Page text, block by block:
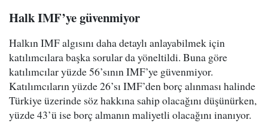
Halk IMF’ye güvenmiyor
Halkın IMF algısını daha detaylı anlayabilmek için
katılımcılara başka sorular da yöneltildi. Buna göre
katılımcılar yüzde 56’sının IMF’ye güvenmiyor.
Katılımcıların yüzde 26’sı IMF’den borç alınması halinde
Türkiye üzerinde söz hakkına sahip olacağını düşünürken,
yüzde 43’ü ise borç almanın maliyetli olacağını inanıyor.